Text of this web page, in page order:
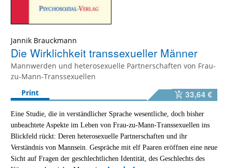
Jannik Brauckmann
Die Wirklichkeit transsexueller Männer
Mannwerden und heterosexuelle Partnerschaften von Frau-
zu-Mann-Transsexuellen
Print
33,64 €
Eine Studie, die in verständlicher Sprache wesentliche, doch bisher
unbeachtete Aspekte im Leben von Frau-zu-Mann-Transsexuellen ins
Blickfeld rückt: Deren heterosexuelle Partnerschaften und ihr
Verständnis von Mannsein. Gespräche mit elf Paaren eröffnen eine neue
Sicht auf Fragen der geschlechtlichen Identität, des Geschlechts des